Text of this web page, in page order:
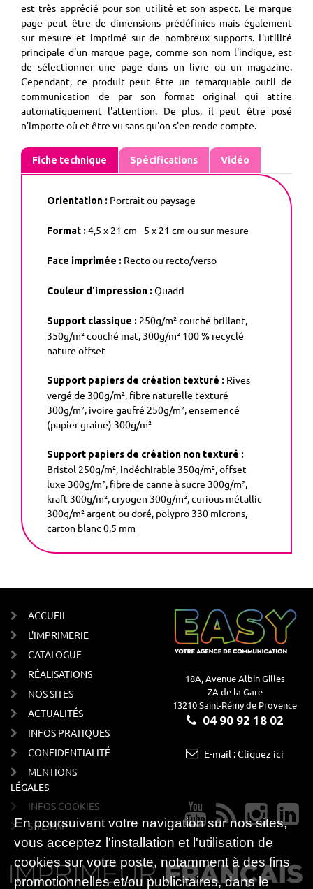
est très apprécié pour son utilité et son aspect. Le marque
page peut être de dimensions prédéfinies mais également
sur mesure et imprimé sur de nombreux supports. L'utilité
principale d'un marque page, comme son nom l'indique, est
de sélectionner une page dans un livre ou un magazine.
Cependant, ce produit peut être un remarquable outil de
communication de par son format original qui attire
automatiquement l'attention. De plus, il peut être posé
n’importe où et être vu sans qu'on s'en rende compte.
Fiche technique Spécifications Vidéo
Orientation : Portrait ou paysage
Format : 4,5 x 21 cm - 5 x 21 cm ou sur mesure
Face imprimée : Recto ou recto/verso
Couleur d'impression : Quadri
Support classique : 250g/m² couché brillant,
350g/m² couché mat, 300g/m² 100 % recyclé
nature offset
Support papiers de création texturé : Rives
vergé de 300g/m², fibre naturelle texturé
300g/m², ivoire gaufré 250g/m², ensemencé
(papier graine) 300g/m²
Support papiers de création non texturé :
Bristol 250g/m², indéchirable 350g/m², offset
luxe 300g/m², fibre de canne à sucre 300g/m²,
kraft 300g/m², cryogen 300g/m², curious métallic
300g/m² argent ou doré, polypro 330 microns,
carton blanc 0,5 mm
ACCUEIL
L'IMPRIMERIE
CATALOGUE
RÉALISATIONS
NOS SITES
ACTUALITÉS
INFOS PRATIQUES
CONFIDENTIALITÉ
MENTIONS
LÉGALES
INFOS COOKIES
SITEMAP
18A, Avenue Albin Gilles
ZA de la Gare
13210 Saint-Rémy de Provence
04 90 92 18 02
E-mail : Cliquez ici
En poursuivant votre navigation sur nos sites,
vous acceptez l'installation et l'utilisation de
cookies sur votre poste, notamment à des fins
promotionnelles et/ou publicitaires, dans le